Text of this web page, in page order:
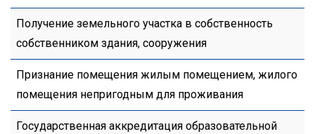
Получение земельного участка в собственность
собственником здания, сооружения
Признание помещения жилым помещением, жилого
помещения непригодным для проживания
Государственная аккредитация образовательной